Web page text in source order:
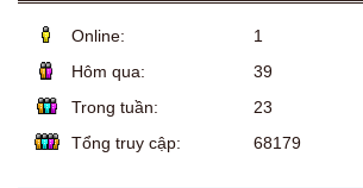
Online:
1
Hôm qua:
39
Trong tuần:
23
Tổng truy cập:
68179